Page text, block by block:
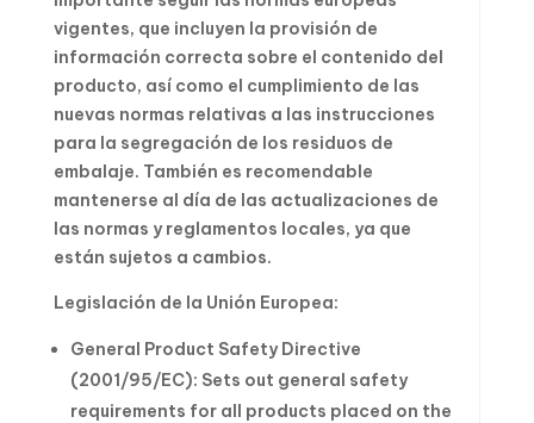
vigentes, que incluyen la provisión de
información correcta sobre el contenido del
producto, así como el cumplimiento de las
nuevas normas relativas a las instrucciones
para la segregación de los residuos de
embalaje. También es recomendable
mantenerse al día de las actualizaciones de
las normas y reglamentos locales, ya que
están sujetos a cambios.
Legislación de la Unión Europea:
General Product Safety Directive
(2001/95/EC): Sets out general safety
requirements for all products placed on the